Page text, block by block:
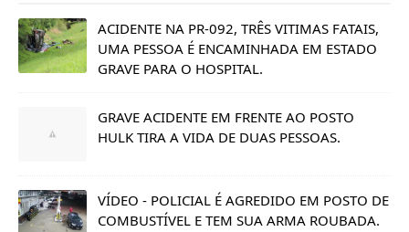
ACIDENTE NA PR-092, TRÊS VITIMAS FATAIS,
UMA PESSOA É ENCAMINHADA EM ESTADO
GRAVE PARA O HOSPITAL.
GRAVE ACIDENTE EM FRENTE AO POSTO
HULK TIRA A VIDA DE DUAS PESSOAS.
VÍDEO - POLICIAL É AGREDIDO EM POSTO DE
COMBUSTÍVEL E TEM SUA ARMA ROUBADA.